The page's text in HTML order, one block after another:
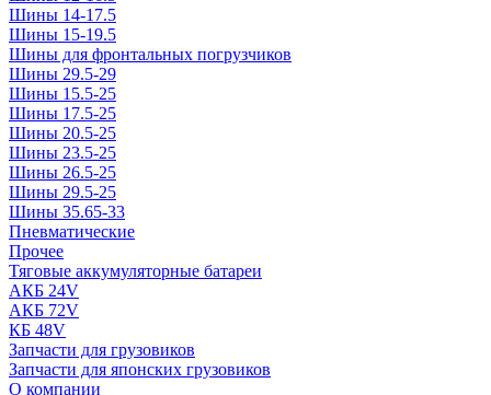
Шины 14-17.5
Шины 15-19.5
Шины для фронтальных погрузчиков
Шины 29.5-29
Шины 15.5-25
Шины 17.5-25
Шины 20.5-25
Шины 23.5-25
Шины 26.5-25
Шины 29.5-25
Шины 35.65-33
Пневматические
Прочее
Тяговые аккумуляторные батареи
АКБ 24V
АКБ 72V
КБ 48V
Запчасти для грузовиков
Запчасти для японских грузовиков
О компании